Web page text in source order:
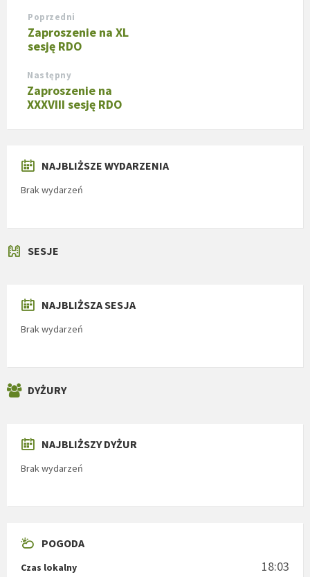
Poprzedni
Zaproszenie na XL
sesję RDO
Następny
Zaproszenie na
XXXVIII sesję RDO
NAJBLIŻSZE WYDARZENIA
Brak wydarzeń
SESJE
NAJBLIŻSZA SESJA
Brak wydarzeń
DYŻURY
NAJBLIŻSZY DYŻUR
Brak wydarzeń
POGODA
Czas lokalny 18:03